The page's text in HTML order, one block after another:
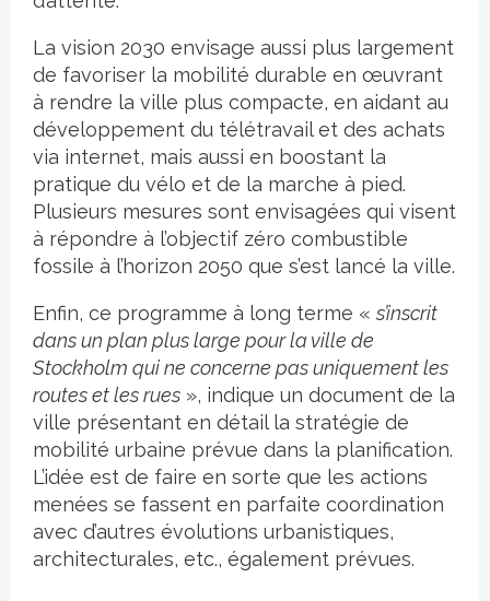
La vision 2030 envisage aussi plus largement
de favoriser la mobilité durable en œuvrant
à rendre la ville plus compacte, en aidant au
développement du télétravail et des achats
via internet, mais aussi en boostant la
pratique du vélo et de la marche à pied.
Plusieurs mesures sont envisagées qui visent
à répondre à l’objectif zéro combustible
fossile à l’horizon 2050 que s’est lancé la ville.
Enfin, ce programme à long terme «s’inscrit
dans un plan plus large pour la ville de
Stockholm qui ne concerne pas uniquement les
routes et les rues », indique un document de la
ville présentant en détail la stratégie de
mobilité urbaine prévue dans la planification.
L’idée est de faire en sorte que les actions
menées se fassent en parfaite coordination
avec d’autres évolutions urbanistiques,
architecturales, etc., également prévues.